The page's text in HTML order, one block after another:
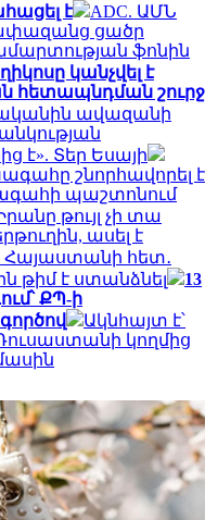
է
ADC. ԱՄՆ
ցածր
ֆոնին
կանչվել է
հետապնդման շուրջ
ավազանի
է». Տեր Եսայի
շնորհավորել է
պաշտոնում
թույլ չի տա
ասել է
հետ․
թիմ է ստանձնել
13
ՔՊ-ի
Ակնհայտ է՝
կողմից